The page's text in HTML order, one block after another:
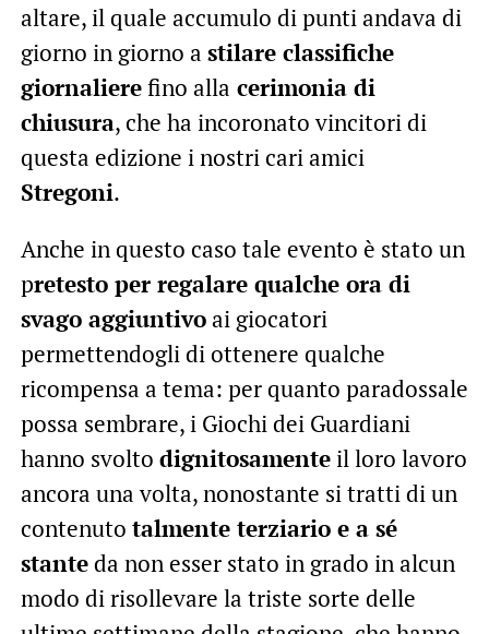
altare, il quale accumulo di punti andava di
giorno in giorno a stilare classifiche
giornalierefino alla cerimonia di
chiusura, che ha incoronato vincitori di
questa edizione i nostri cari amici
Stregoni.
Anche in questo caso tale evento è stato un
pretesto per regalare qualche ora di
svago aggiuntivoai giocatori
permettendogli di ottenere qualche
ricompensa a tema: per quanto paradossale
possa sembrare, i Giochi dei Guardiani
hanno svolto dignitosamenteil loro lavoro
ancora una volta, nonostante si tratti di un
contenuto talmente terziario e a sé
stanteda non esser stato in grado in alcun
modo di risollevare la triste sorte delle